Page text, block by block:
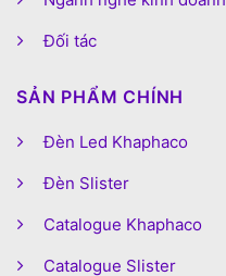
Đối tác
SẢN PHẨM CHÍNH
Đèn Led Khaphaco
Đèn Slister
Catalogue Khaphaco
Catalogue Slister